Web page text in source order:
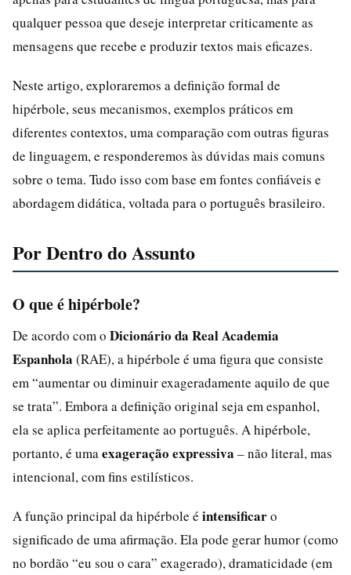
qualquer pessoa que deseje interpretar criticamente as
mensagens que recebe e produzir textos mais eficazes.
Neste artigo, exploraremos a definição formal de
hipérbole, seus mecanismos, exemplos práticos em
diferentes contextos, uma comparação com outras figuras
de linguagem, e responderemos às dúvidas mais comuns
sobre o tema. Tudo isso com base em fontes confiáveis e
abordagem didática, voltada para o português brasileiro.
Por Dentro do Assunto
O que é hipérbole?
De acordo com o Dicionário da Real Academia
Espanhola (RAE), a hipérbole é uma figura que consiste
em “aumentar ou diminuir exageradamente aquilo de que
se trata”. Embora a definição original seja em espanhol,
ela se aplica perfeitamente ao português. A hipérbole,
portanto, é uma exageração expressiva – não literal, mas
intencional, com fins estilísticos.
A função principal da hipérbole é intensificaro
significado de uma afirmação. Ela pode gerar humor (como
no bordão “eu sou o cara” exagerado), dramaticidade (em